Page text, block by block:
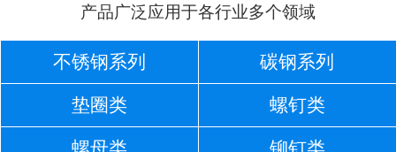
产品广泛应用于各行业多个领域
不锈钢系列 碳钢系列
垫圈类 螺钉类